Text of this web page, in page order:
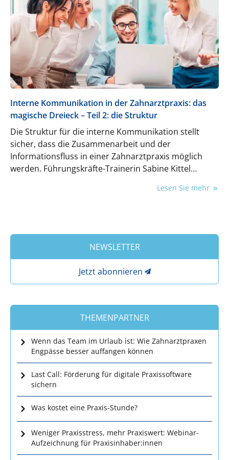
Interne Kommunikation in der Zahnarztpraxis: das
magische Dreieck – Teil 2: die Struktur
Die Struktur für die interne Kommunikation stellt
sicher, dass die Zusammenarbeit und der
Informationsfluss in einer Zahnarztpraxis möglich
werden. Führungskräfte-Trainerin Sabine Kittel
Lesen Sie mehr
NEWSLETTER
Jetzt abonnieren
THEMENPARTNER
Wenn das Team im Urlaub ist: Wie Zahnarztpraxen
Engpässe besser auffangen können
Last Call: Förderung für digitale Praxissoftware
sichern
Was kostet eine Praxis-Stunde?
Weniger Praxisstress, mehr Praxiswert: Webinar-
Aufzeichnung für Praxisinhaber:innen